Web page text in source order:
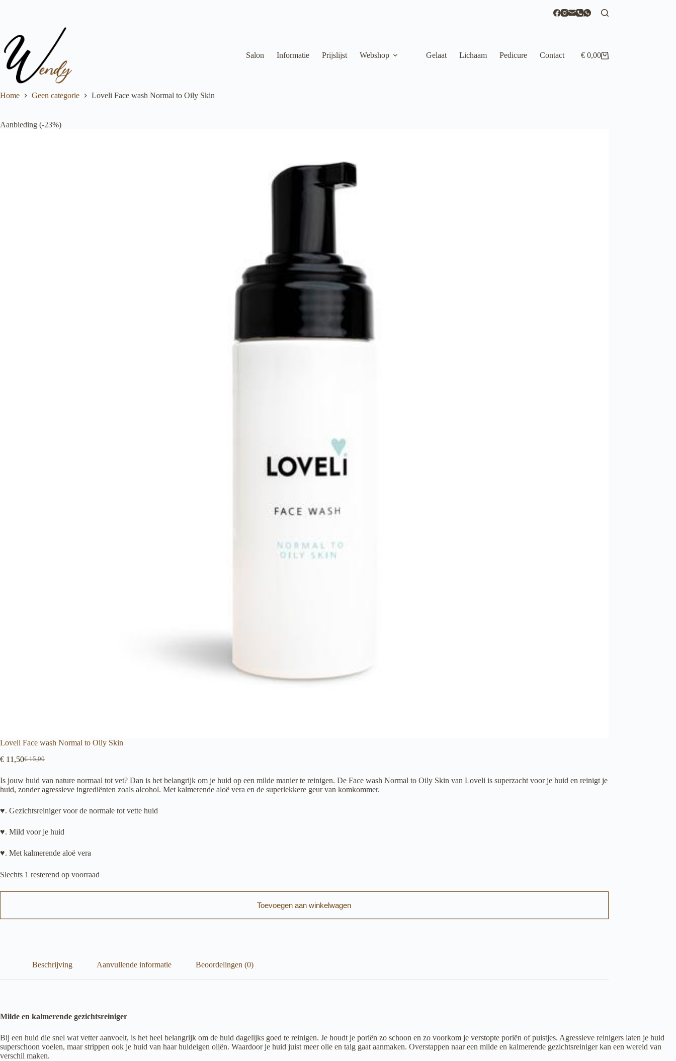
Salon Informatie Prijslijst Webshop Gelaat Lichaam Pedicure Contact Winkelwagen
€0,00
Home Geen categorie Loveli Face wash Normal to Oily Skin
Aanbieding (-23%)
Loveli Face wash Normal to Oily Skin
€15,00
Oorspronkelijke
was:
€ 15,00.
€ 11,50Huidige
is:
€ 11,50.
Is jouw huid van nature normaal tot vet? Dan is het belangrijk om je huid op een milde manier te reinigen. De Face wash Normal to Oily Skin van Loveli is superzacht voor je huid en reinigt je
huid, zonder agressieve ingrediënten zoals alcohol. Met kalmerende aloë vera en de superlekkere geur van komkommer.
♥. Gezichtsreiniger voor de normale tot vette huid
♥. Mild voor je huid
♥. Met kalmerende aloë vera
Slechts 1 resterend op voorraad
Toevoegen aan winkelwagen
Beschrijving Aanvullende informatie Beoordelingen (0)
Milde en kalmerende gezichtsreiniger
Bij een huid die snel wat vetter aanvoelt, is het heel belangrijk om de huid dagelijks goed te reinigen. Je houdt je poriën zo schoon en zo voorkom je verstopte poriën of puistjes. Agressieve reinigers laten je huid
superschoon voelen, maar strippen ook je huid van haar huideigen oliën. Waardoor je huid juist meer olie en talg gaat aanmaken. Overstappen naar een milde en kalmerende gezichtsreiniger kan een wereld van
verschil maken.